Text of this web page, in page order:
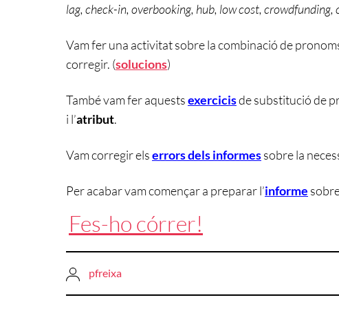
lag, check-in, overbooking, hub, low cost, crowdfunding,
Vam fer una activitat sobre la combinació de
corregir. (solucions)
També vam fer aquestsexercicisde substitució de
i l’atribut.
Vam corregir elserrors dels informessobre la
Per acabar vam començar a preparar l’informe
Fes-ho córrer!
pfreixa